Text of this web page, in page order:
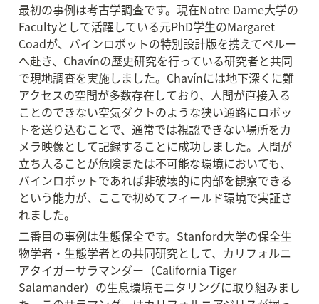
最初の事例は考古学調査です。現在Notre Dame大学の
Facultyとして活躍している元PhD学生のMargaret
Coadが、バインロボットの特別設計版を携えてペルー
へ赴き、Chavínの歴史研究を行っている研究者と共同
で現地調査を実施しました。Chavínには地下深くに難
アクセスの空間が多数存在しており、人間が直接入る
ことのできない空気ダクトのような狭い通路にロボッ
トを送り込むことで、通常では視認できない場所をカ
メラ映像として記録することに成功しました。人間が
立ち入ることが危険または不可能な環境においても、
バインロボットであれば非破壊的に内部を観察できる
という能力が、ここで初めてフィールド環境で実証さ
れました。
二番目の事例は生態保全です。Stanford大学の保全生
物学者・生態学者との共同研究として、カリフォルニ
アタイガーサラマンダー（California Tiger
Salamander）の生息環境モニタリングに取り組みまし